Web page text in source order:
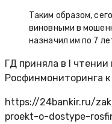
Таким образом,
виновными в
назначил им по 7
ГД приняла в I чтении
Росфинмониторинга
https://24bankir.ru/
proekt-o-dostype-